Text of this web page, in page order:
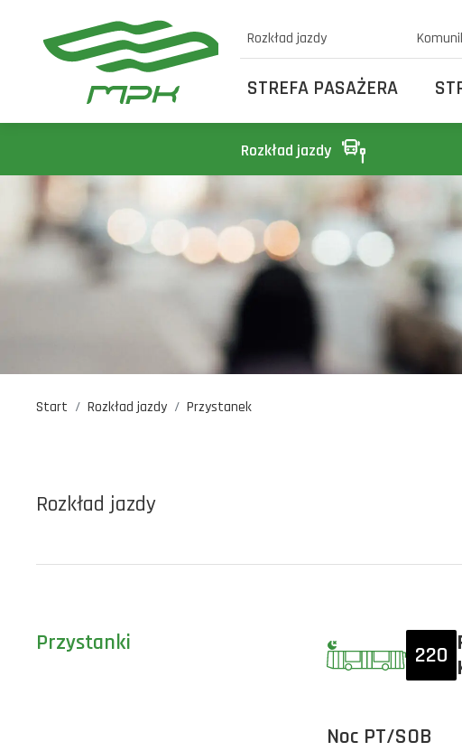
Rozkład jazdy
STREFA PASAŻERA
Rozkład jazdy
Start Rozkład jazdy Przystanek
Rozkład jazdy
Przystanki 220
Noc PT/SOB